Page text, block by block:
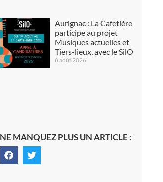
Aurignac : La Cafetière
participe au projet
Musiques actuelles et
Tiers-lieux, avec le SilO
8 août 2026
NE MANQUEZ PLUS UN ARTICLE :